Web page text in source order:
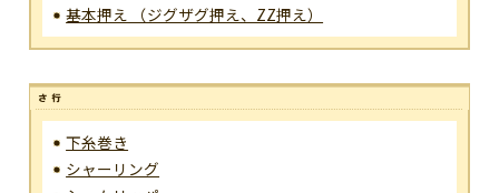
基本押え （ジグザグ押え、ZZ押え）
下糸巻き
シャーリング